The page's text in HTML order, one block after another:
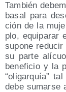
Tam­bién
basal para
ción de la
plo, equi­pa­rar
supo­ne
su par­te
bene­fi­cio y la
oli­gar­quía
tal
debe sumar­se